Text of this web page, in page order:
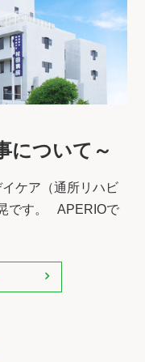
について～
ケア（通所リハビ
です。 APERIOで